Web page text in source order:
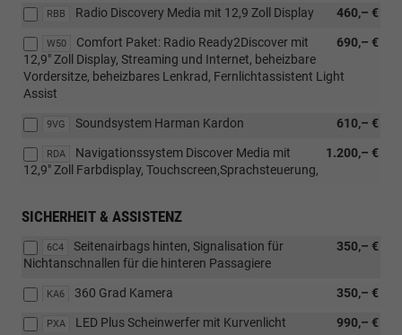
RBB 460,– €
Radio Discovery Media mit 12,9 Zoll Display
W50 690,– €
Comfort Paket: Radio Ready2Discover mit
12,9" Zoll Display, Streaming und Internet, beheizbare
Vordersitze, beheizbares Lenkrad, Fernlichtassistent Light
Assist
9VG 610,– €
Soundsystem Harman Kardon
RDA 1.200,– €
Navigationssystem Discover Media mit
12,9" Zoll Farbdisplay, Touchscreen,Sprachsteuerung,
SICHERHEIT & ASSISTENZ
6C4 350,– €
Seitenairbags hinten, Signalisation für
Nichtanschnallen für die hinteren Passagiere
KA6 350,– €
360 Grad Kamera
PXA 990,– €
LED Plus Scheinwerfer mit Kurvenlicht